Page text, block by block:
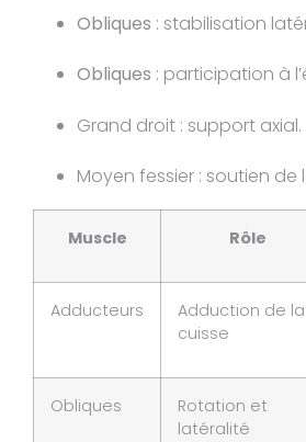
Obliques : stabilisation
Obliques : participation à
Grand droit : support axial.
Moyen fessier : soutien de
Muscle Rôle
Adducteurs
Adduction de la
cuisse
Obliques
Rotation et
latéralité